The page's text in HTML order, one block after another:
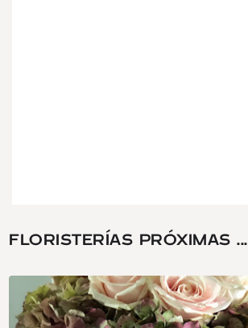
FLORISTERÍAS PRÓXIMAS ...